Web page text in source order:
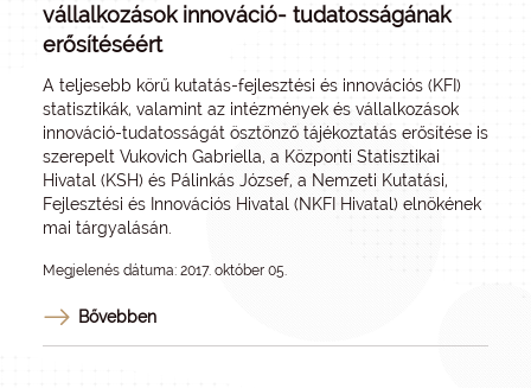
vállalkozások innováció- tudatosságának
erősítéséért
A teljesebb körű kutatás-fejlesztési és innovációs (KFI)
statisztikák, valamint az intézmények és vállalkozások
innováció-tudatosságát ösztönző tájékoztatás erősítése is
szerepelt Vukovich Gabriella, a Központi Statisztikai
Hivatal (KSH) és Pálinkás József, a Nemzeti Kutatási,
Fejlesztési és Innovációs Hivatal (NKFI Hivatal) elnökének
mai tárgyalásán.
Megjelenés dátuma: 2017. október 05.
Bővebben